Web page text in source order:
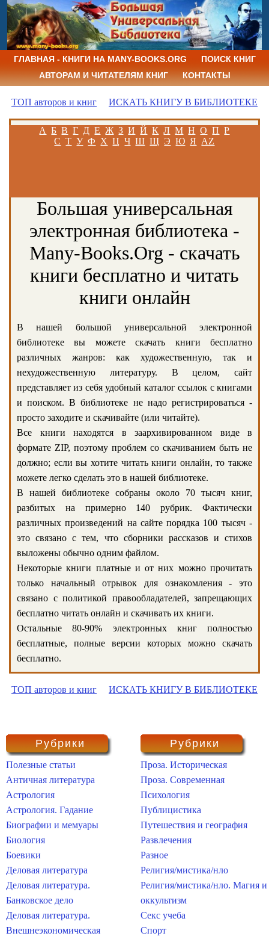
ГЛАВНАЯ - КНИГИ НА MANY-BOOKS.ORG
ПОИСК КНИГ
АВТОРАМ И ЧИТАТЕЛЯМ КНИГ
КОНТАКТЫ
ТОП авторов и книг ИСКАТЬ КНИГУ В БИБЛИОТЕКЕ
А Б В Г Д Е Ж З И Й К Л М Н О П Р
С Т У Ф Х Ц Ч Ш Щ Э Ю Я AZ
Большая универсальная
электронная библиотека -
Many-Books.Org - скачать
книги бесплатно и читать
книги онлайн
В нашей большой универсальной электронной
библиотеке вы можете скачать книги бесплатно
различных жанров: как художественную, так и
нехудожественную литературу. В целом, сайт
представляет из себя удобный каталог ссылок с книгами
и поиском. В библиотеке не надо регистрироваться -
просто заходите и скачивайте (или читайте).
Все книги находятся в заархивированном виде в
формате ZIP, поэтому проблем со скачиванием быть не
должно; если вы хотите читать книги онлайн, то также
можете легко сделать это в нашей библиотеке.
В нашей библиотеке собраны около 70 тысяч книг,
разбитых на примерно 140 рубрик. Фактически
различных произведений на сайте порядка 100 тысяч -
это связано с тем, что сборники рассказов и стихов
выложены обычно одним файлом.
Некоторые книги платные и от них можно прочитать
только начальный отрывок для ознакомления - это
связано с политикой правообладателей, запрещающих
бесплатно читать онлайн и скачивать их книги.
Остальные 80-90% электронных книг полностью
бесплатные, полные версии которых можно скачать
бесплатно.
ТОП авторов и книг ИСКАТЬ КНИГУ В БИБЛИОТЕКЕ
Рубрики
Полезные статьи
Античная литература
Астрология
Астрология. Гадание
Биографии и мемуары
Биология
Боевики
Деловая литература
Деловая литература.
Банковское дело
Деловая литература.
Внешнеэкономическая
Рубрики
Проза. Историческая
Проза. Современная
Психология
Публицистика
Путешествия и география
Развлечения
Разное
Религия/мистика/нло
Религия/мистика/нло. Магия и
оккультизм
Секс учеба
Спорт